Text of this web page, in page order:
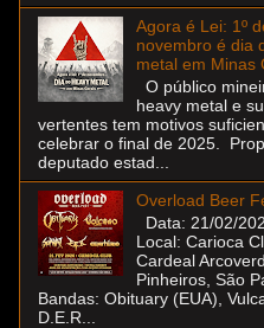
Agora é Lei: 1º
novembro é dia
metal em Minas
O público
heavy metal e
vertentes tem motivos
celebrar o final de 2025.
deputado estad...
Overload Beer
Data: 21/02/
Local: Carioca
Cardeal
Pinheiros, São
Bandas: Obituary (EUA),
D.E.R...